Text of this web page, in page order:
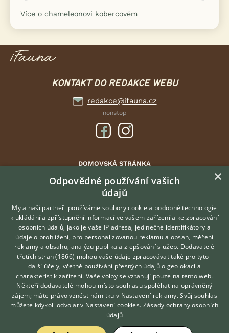
Více o chameleonovi kobercovém
KONTAKT DO REDAKCE WEBU
redakce@ifauna.cz
nonstop
DOMOVSKÁ STRÁNKA
INZERCE
DISKUSE
ČLÁNKY
ATLAS
O nás
Kontakt
Možnosti zvýraznění inzerátů
Podmínky užití
Zpracování osobních údajů
Přihlášení
Hledáte zvířecího kamaráda?
Zdarma vám poradí
VETERINÁŘ ONLINE
KONZULTOVAT S
VETERINÁŘEM
×
Odpovědné používání vašich
údajů
My a naši partneři používáme soubory cookie a podobné technologie
k ukládání a zpřístupnění informací ve vašem zařízení a ke zpracování
osobních údajů, jako je vaše IP adresa, jedinečné identifikátory a
údaje o prohlížení, pro personalizovanou reklamu a obsah, měření
reklamy a obsahu, analýzu publika a zlepšování služeb. Dodavatelé
třetích stran (1866) mohou vaše údaje zpracovávat také pro tyto i
další účely, včetně používání přesných údajů o geolokaci a
charakteristik zařízení. Vaše volby se vztahují pouze na tento web.
Někteří dodavatelé mohou místo souhlasu spoléhat na oprávněný
zájem; máte právo vznést námitku v Nastavení reklamy. Svůj souhlas
můžete kdykoli odvolat v Nastavení cookies. Zásady ochrany osobních
údajů